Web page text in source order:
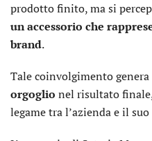
prodotto finito, ma si
un accessorio che
brand.
Tale coinvolgimento genera
orgoglio nel risultato
legame tra l’azienda e il